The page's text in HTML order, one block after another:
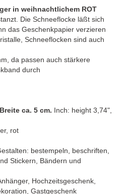
in weihnachtlichem ROT
Die Schneeflocke läßt sich
das Geschenkpapier verzieren
Schneeflocken sind auch
da passen auch stärkere
durch
ca. 5 cm. Inch: height 3,74",
rot
bestempeln, beschriften,
Stickern, Bändern und
Hochzeitsgeschenk,
Gastgeschenk